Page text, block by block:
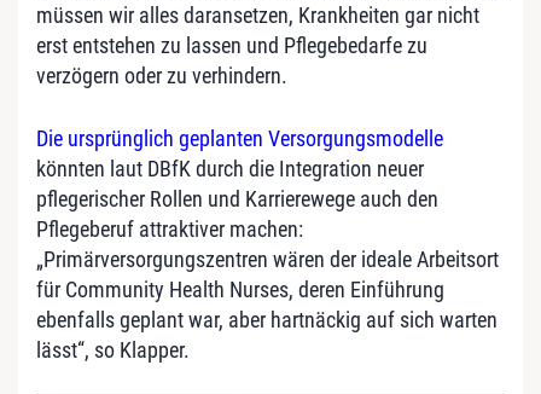
müssen wir alles daransetzen, Krankheiten gar nicht
erst entstehen zu lassen und Pflegebedarfe zu
verzögern oder zu verhindern.
Die ursprünglich geplanten Versorgungsmodelle
könnten laut DBfK durch die Integration neuer
pflegerischer Rollen und Karrierewege auch den
Pflegeberuf attraktiver machen:
„Primärversorgungszentren wären der ideale Arbeitsort
für Community Health Nurses, deren Einführung
ebenfalls geplant war, aber hartnäckig auf sich warten
lässt“, so Klapper.